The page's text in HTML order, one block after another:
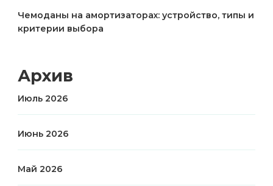
Чемоданы на амортизаторах: устройство, типы и
критерии выбора
Архив
Июль 2026
Июнь 2026
Май 2026